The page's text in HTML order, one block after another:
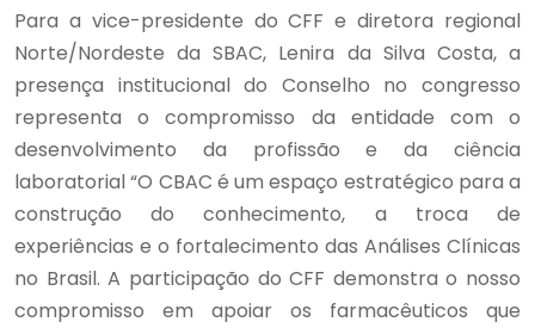
Para a vice-presidente do CFF e diretora regional
Norte/Nordeste da SBAC, Lenira da Silva Costa, a
presença institucional do Conselho no congresso
representa o compromisso da entidade com o
desenvolvimento da profissão e da ciência
laboratorial “O CBAC é um espaço estratégico para a
construção do conhecimento, a troca de
experiências e o fortalecimento das Análises Clínicas
no Brasil. A participação do CFF demonstra o nosso
compromisso em apoiar os farmacêuticos que